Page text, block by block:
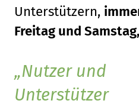
Unterstützern,
Freitag und
Nutzer und
Unterstützer